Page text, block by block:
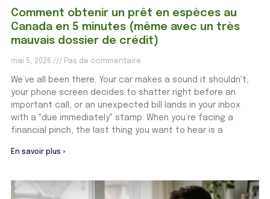
Comment obtenir un prêt en espèces au
Canada en 5 minutes (même avec un très
mauvais dossier de crédit)
mai 5, 2026 Pas de commentaire
We’ve all been there. Your car makes a sound it shouldn't,
your phone screen decides to shatter right before an
important call, or an unexpected bill lands in your inbox
with a "due immediately" stamp. When you’re facing a
financial pinch, the last thing you want to hear is a
En savoir plus »